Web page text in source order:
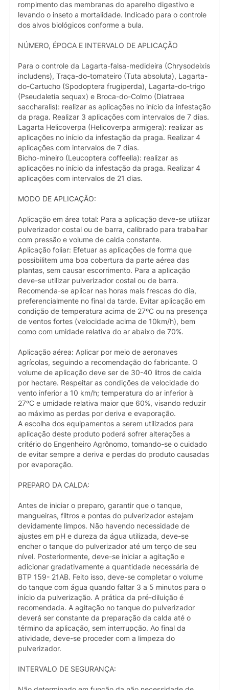
rompimento das membranas do aparelho digestivo e
levando o inseto a mortalidade. Indicado para o controle
dos alvos biológicos conforme a bula.
NÚMERO, ÉPOCA E INTERVALO DE APLICAÇÃO
Para o controle da Lagarta-falsa-medideira (Chrysodeixis
includens), Traça-do-tomateiro (Tuta absoluta), Lagarta-
do-Cartucho (Spodoptera frugiperda), Lagarta-do-trigo
(Pseudaletia sequax) e Broca-do-Colmo (Diatraea
saccharalis): realizar as aplicações no início da infestação
da praga. Realizar 3 aplicações com intervalos de 7 dias.
Lagarta Helicoverpa (Helicoverpa armigera): realizar as
aplicações no início da infestação da praga. Realizar 4
aplicações com intervalos de 7 dias.
Bicho-mineiro (Leucoptera coffeella): realizar as
aplicações no início da infestação da praga. Realizar 4
aplicações com intervalos de 21 dias.
MODO DE APLICAÇÃO:
Aplicação em área total: Para a aplicação deve-se utilizar
pulverizador costal ou de barra, calibrado para trabalhar
com pressão e volume de calda constante.
Aplicação foliar: Efetuar as aplicações de forma que
possibilitem uma boa cobertura da parte aérea das
plantas, sem causar escorrimento. Para a aplicação
deve-se utilizar pulverizador costal ou de barra.
Recomenda-se aplicar nas horas mais frescas do dia,
preferencialmente no final da tarde. Evitar aplicação em
condição de temperatura acima de 27ºC ou na presença
de ventos fortes (velocidade acima de 10km/h), bem
como com umidade relativa do ar abaixo de 70%.
Aplicação aérea: Aplicar por meio de aeronaves
agrícolas, seguindo a recomendação do fabricante. O
volume de aplicação deve ser de 30-40 litros de calda
por hectare. Respeitar as condições de velocidade do
vento inferior a 10 km/h; temperatura do ar inferior à
27ºC e umidade relativa maior que 60%, visando reduzir
ao máximo as perdas por deriva e evaporação.
A escolha dos equipamentos a serem utilizados para
aplicação deste produto poderá sofrer alterações a
critério do Engenheiro Agrônomo, tomando-se o cuidado
de evitar sempre a deriva e perdas do produto causadas
por evaporação.
PREPARO DA CALDA:
Antes de iniciar o preparo, garantir que o tanque,
mangueiras, filtros e pontas do pulverizador estejam
devidamente limpos. Não havendo necessidade de
ajustes em pH e dureza da água utilizada, deve-se
encher o tanque do pulverizador até um terço de seu
nível. Posteriormente, deve-se iniciar a agitação e
adicionar gradativamente a quantidade necessária de
BTP 159- 21AB. Feito isso, deve-se completar o volume
do tanque com água quando faltar 3 a 5 minutos para o
início da pulverização. A prática da pré-diluição é
recomendada. A agitação no tanque do pulverizador
deverá ser constante da preparação da calda até o
término da aplicação, sem interrupção. Ao final da
atividade, deve-se proceder com a limpeza do
pulverizador.
INTERVALO DE SEGURANÇA: